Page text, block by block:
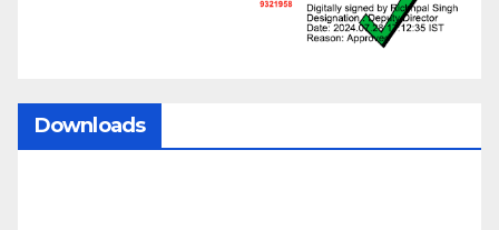
Downloads